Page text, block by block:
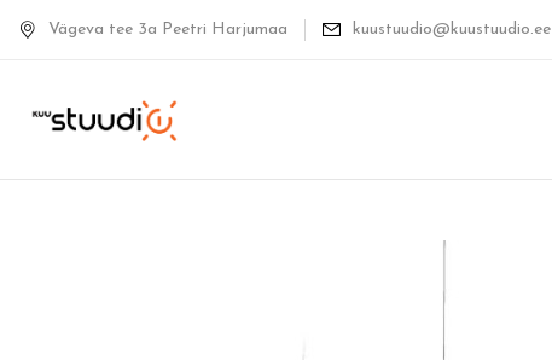
Vägeva tee 3a Peetri Harjumaa kuustuudio@kuustuudio.ee